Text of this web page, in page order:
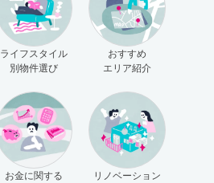
ライフスタイル
別物件選び
おすすめ
エリア紹介
お金に関する
リノベーション